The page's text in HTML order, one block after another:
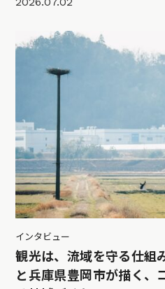
インタビュー
観光は、流域を守る仕組
と兵庫県豊岡市が描く、